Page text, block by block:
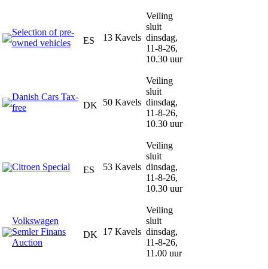
Selection of pre-
owned vehicles
ES 13 Kavels
Veiling
sluit
dinsdag,
11-8-26,
10.30 uur
Danish Cars Tax-
free
DK 50 Kavels
Veiling
sluit
dinsdag,
11-8-26,
10.30 uur
Citroen Special ES 53 Kavels
Veiling
sluit
dinsdag,
11-8-26,
10.30 uur
Volkswagen
Semler Finans
Auction
DK 17 Kavels
Veiling
sluit
dinsdag,
11-8-26,
11.00 uur